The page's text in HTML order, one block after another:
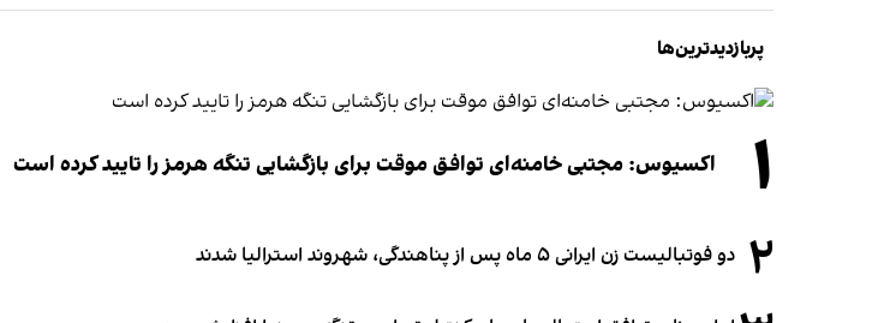
پربازدیدترین‌ها
۱ اکسیوس: مجتبی خامنه‌ای توافق موقت برای بازگشایی تنگه هرمز را تایید کرده است
۲ دو فوتبالیست زن ایرانی ۵ ماه پس از پناهندگی، شهروند استرالیا شدند